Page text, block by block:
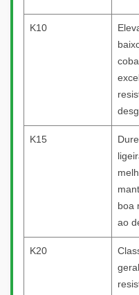
K10
K15
boa
ao
K20